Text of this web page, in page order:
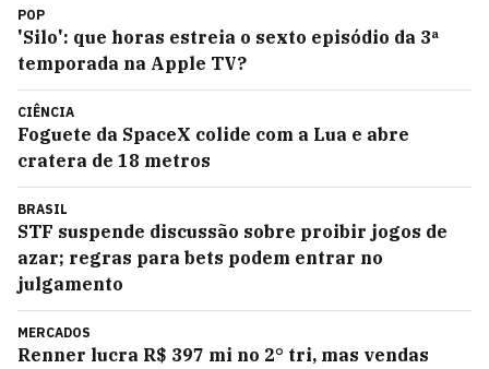
POP
'Silo': que horas estreia o sexto episódio da 3ª
temporada na Apple TV?
CIÊNCIA
Foguete da SpaceX colide com a Lua e abre
cratera de 18 metros
BRASIL
STF suspende discussão sobre proibir jogos de
azar; regras para bets podem entrar no
julgamento
MERCADOS
Renner lucra R$ 397 mi no 2° tri, mas vendas